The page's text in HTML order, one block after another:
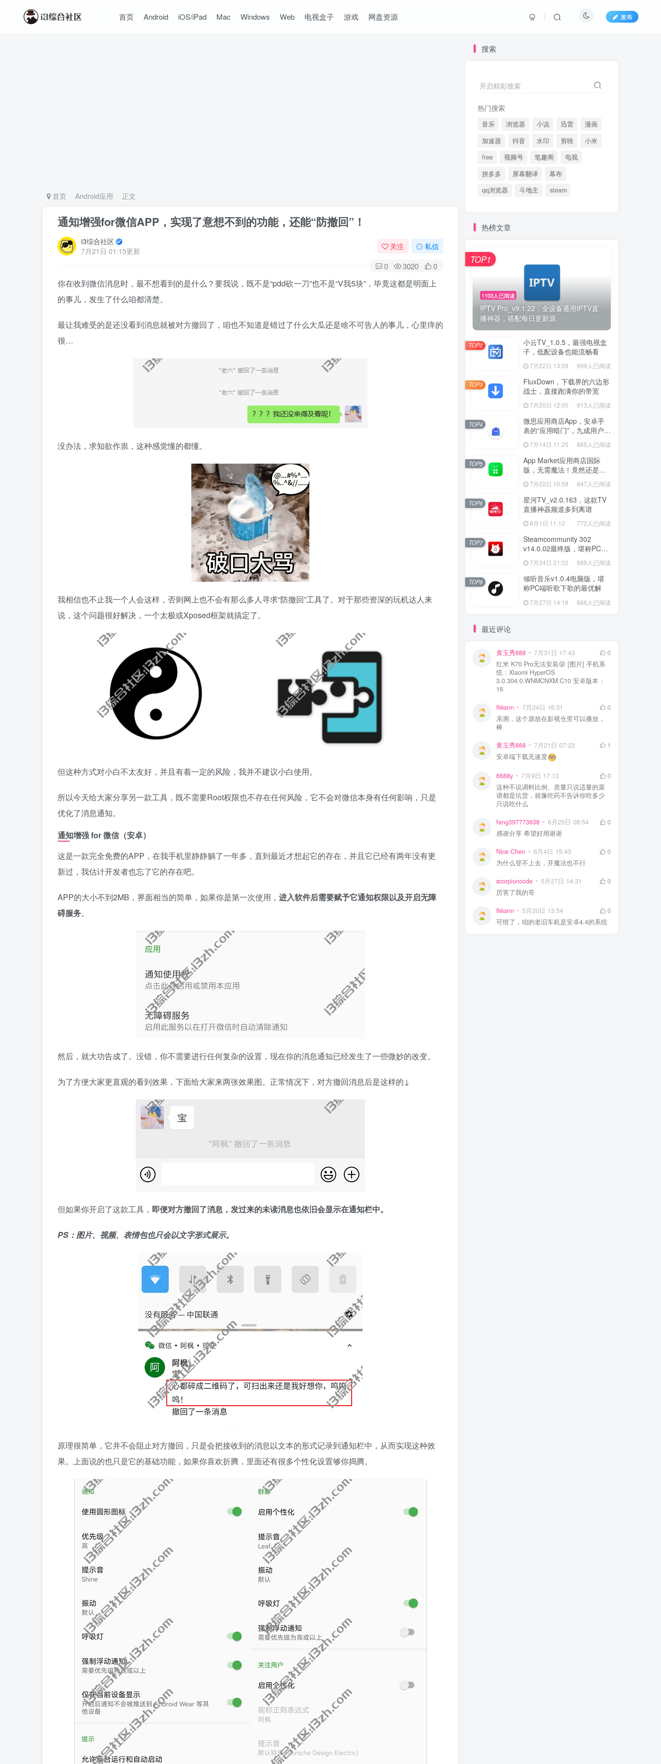
首页 Android iOS/iPad Mac Windows Web 电视盒子 游戏 网盘资源 发布
首页 Android应用 正文
通知增强for微信APP，实现了意想不到的功能，还能“防撤回”！
i3综合社区
7月21日 01:15更新
关注 私信
0 3020 0
你在收到微信消息时，最不想看到的是什么？要我说，既不是“pdd砍一刀”也不是“V我5块”，毕竟这都是明面上
的事儿，发生了什么咱都清楚。
最让我难受的是还没看到消息就被对方撤回了，咱也不知道是错过了什么大瓜还是啥不可告人的事儿，心里痒的
很…
没办法，求知欲作祟，这种感觉懂的都懂。
我相信也不止我一个人会这样，否则网上也不会有那么多人寻求“防撤回”工具了。对于那些资深的玩机达人来
说，这个问题很好解决，一个太极或Xposed框架就搞定了。
但这种方式对小白不太友好，并且有着一定的风险，我并不建议小白使用。
所以今天给大家分享另一款工具，既不需要Root权限也不存在任何风险，它不会对微信本身有任何影响，只是
优化了消息通知。
通知增强 for 微信 （安卓）
这是一款完全免费的APP，在我手机里静静躺了一年多，直到最近才想起它的存在，并且它已经有两年没有更
新过，我估计开发者也忘了它的存在吧。
APP的大小不到2MB，界面相当的简单，如果你是第一次使用， 进入软件后需要赋予它通知权限以及开启无障
碍服务。
然后，就大功告成了。没错，你不需要进行任何复杂的设置，现在你的消息通知已经发生了一些微妙的改变。
为了方便大家更直观的看到效果，下面给大家来两张效果图。正常情况下，对方撤回消息后是这样的↓
但如果你开启了这款工具， 即便对方撤回了消息，发过来的未读消息也依旧会显示在通知栏中。
PS：图片、视频、表情包也只会以文字形式展示。
原理很简单，它并不会阻止对方撤回，只是会把接收到的消息以文本的形式记录到通知栏中，从而实现这种效
果。上面说的也只是它的基础功能，如果你喜欢折腾，里面还有很多个性化设置够你捣腾。
搜索
开启精彩搜索
热门搜索
音乐 浏览器 小说 迅雷
漫画
加速器
抖音 水印 剪映
小米
free
视频号 笔趣阁
电视
拼多多
屏幕翻译
幕布
qq浏览器
斗地主 steam
热榜文章
1103人已阅读
IPTV Pro_v9.1.22，全设备通用IPTV直
播神器，搭配每日更新源
TOP1
小云TV_1.0.5，最强电视盒
子，低配设备也能流畅看
7月22日 13:09 999人已阅读
TOP2
FluxDown，下载界的六边形
战士，直接跑满你的带宽
7月20日 12:00 913人已阅读
TOP3
微思应用商店App，安卓手
表的“应用暗门”，九成用户还
没发现
7月14日 11:25 865人已阅读
TOP4
App Market应用商店国际
版，无需魔法！竟然还是大
厂出品？
7月22日 10:58 847人已阅读
TOP5
星河TV_v2.0.163，这款TV
直播神器频道多到离谱
8月1日 11:12 772人已阅读
TOP6
Steamcommunity 302
v14.0.02最终版，堪称PC玩
家必备的网络工具箱
7月24日 21:02 689人已阅读
TOP7
倾听音乐v1.0.4电脑版，堪
称PC端听歌下歌的最优解
7月27日 14:16 666人已阅读
TOP8
最近评论
黄玉秀888 7月31日 17:43
0
红米 K70 Pro无法安装😝 [图片] 手机系
统：Xiaomi HyperOS
3.0.304.0.WNMCNXM.C10 安卓版本：
16
fkksnn 7月24日 16:31
0
亲测，这个源放在影视仓里可以播放，
棒
黄玉秀888 7月21日 07:23
1
安卓端下载无速度
6688y 7月9日 17:13
0
这种不说调料比例、质量只说适量的菜
谱都是坑货，就像吃药不告诉你吃多少
只说吃什么
feng397773638 6月25日 08:54
0
感谢分享 希望好用谢谢
Nice Chen 6月4日 15:43
0
为什么登不上去，开魔法也不行
scorpioncode 5月27日 14:31
0
厉害了我的哥
fkksnn 5月20日 13:54
0
可惜了，咱的老旧车机是安卓4.4的系统